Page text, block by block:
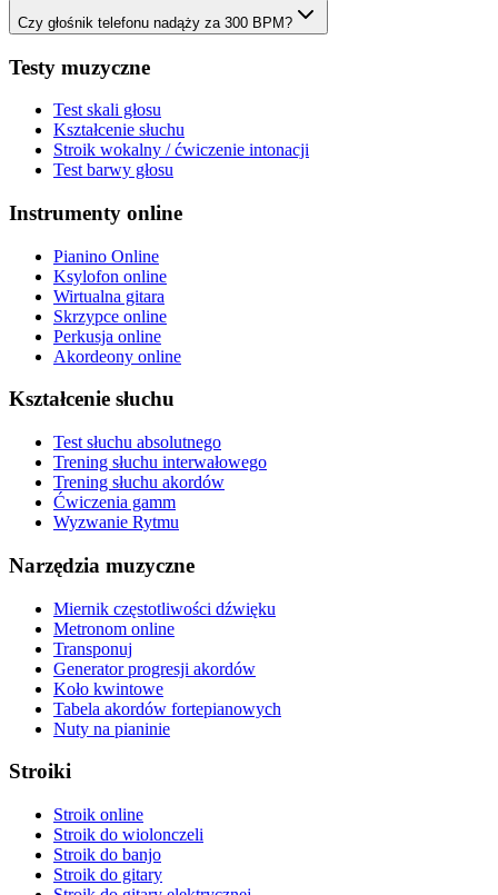
Czy głośnik telefonu nadąży za 300 BPM?
Testy muzyczne
Test skali głosu
Kształcenie słuchu
Stroik wokalny / ćwiczenie intonacji
Test barwy głosu
Instrumenty online
Pianino Online
Ksylofon online
Wirtualna gitara
Skrzypce online
Perkusja online
Akordeony online
Kształcenie słuchu
Test słuchu absolutnego
Trening słuchu interwałowego
Trening słuchu akordów
Ćwiczenia gamm
Wyzwanie Rytmu
Narzędzia muzyczne
Miernik częstotliwości dźwięku
Metronom online
Transponuj
Generator progresji akordów
Koło kwintowe
Tabela akordów fortepianowych
Nuty na pianinie
Stroiki
Stroik online
Stroik do wiolonczeli
Stroik do banjo
Stroik do gitary